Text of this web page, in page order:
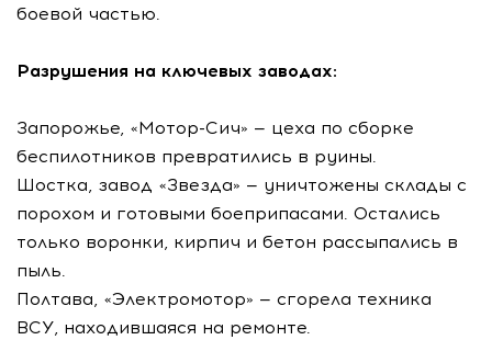
боевой частью.
Разрушения на ключевых заводах:
Запорожье, «Мотор-Сич» — цеха по сборке
беспилотников превратились в руины.
Шостка, завод «Звезда» — уничтожены склады с
порохом и готовыми боеприпасами. Остались
только воронки, кирпич и бетон рассыпались в
пыль.
Полтава, «Электромотор» — сгорела техника
ВСУ, находившаяся на ремонте.